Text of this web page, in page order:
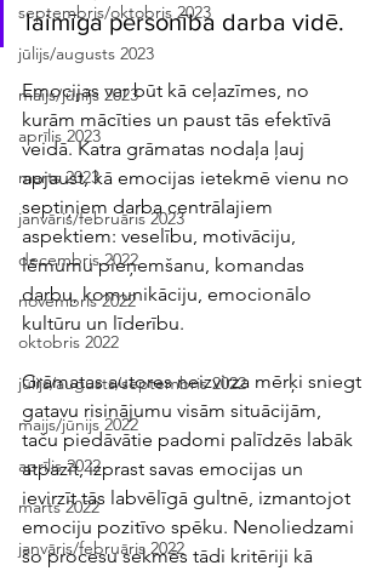
septembris/oktobris 2023
jūlijs/augusts 2023
maijs/jūnijs 2023
aprīlis 2023
marts 2023
janvāris/februāris 2023
decembris 2022
novembris 2022
oktobris 2022
jūlijs/augusts/septembris 2022
maijs/jūnijs 2022
aprīlis 2022
marts 2022
janvāris/februāris 2022
laimīga personība darba vidē.
Emocijas var būt kā ceļazīmes, no
kurām mācīties un paust tās efektīvā
veidā. Katra grāmatas nodaļa ļauj
apjaust, kā emocijas ietekmē vienu no
septiņiem darba centrālajiem
aspektiem: veselību, motivāciju,
lēmumu pieņemšanu, komandas
darbu, komunikāciju, emocionālo
kultūru un līderību.
Grāmatas autores neizvirza mērķi sniegt
gatavu risinājumu visām situācijām,
taču piedāvātie padomi palīdzēs labāk
atpazīt, izprast savas emocijas un
ievirzīt tās labvēlīgā gultnē, izmantojot
emociju pozitīvo spēku. Nenoliedzami
šo procesu sekmēs tādi kritēriji kā